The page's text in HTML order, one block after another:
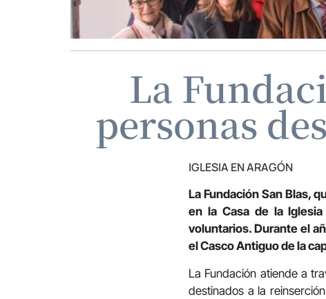
La
personas
IGLESIA EN ARAGÓN
La Fundación San Blas,
en la Casa de la
voluntarios. Durante el
el Casco Antiguo de la
La Fundación atiende a
destinados a la